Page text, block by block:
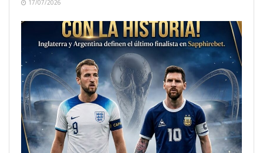
17/07/2026